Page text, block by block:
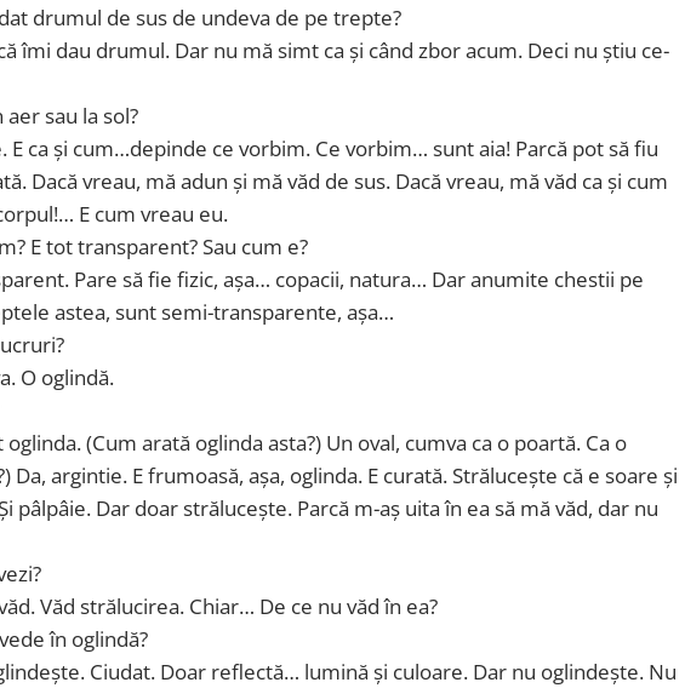
drumul de sus de undeva de pe trepte?
îmi dau drumul. Dar nu mă simt ca și când zbor acum. Deci nu știu ce-
aer sau la sol?
E ca și cum…depinde ce vorbim. Ce vorbim… sunt aia! Parcă pot să fiu
Dacă vreau, mă adun și mă văd de sus. Dacă vreau, mă văd ca și cum
E cum vreau eu.
E tot transparent? Sau cum e?
Pare să fie fizic, așa… copacii, natura… Dar anumite chestii pe
astea, sunt semi-transparente, așa…
O oglindă.
(Cum arată oglinda asta?) Un oval, cumva ca o poartă. Ca o
argintie. E frumoasă, așa, oglinda. E curată. Strălucește că e soare și
pâlpâie. Dar doar strălucește. Parcă m-aș uita în ea să mă văd, dar nu
Văd strălucirea. Chiar… De ce nu văd în ea?
în oglindă?
Ciudat. Doar reflectă… lumină și culoare. Dar nu oglindește. Nu